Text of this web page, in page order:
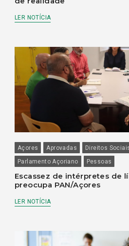
LER NOTÍCIA
Açores Aprovadas Direitos
Parlamento Açoriano
Pessoas
Escassez de intérpretes de
preocupa PAN/Açores
LER NOTÍCIA